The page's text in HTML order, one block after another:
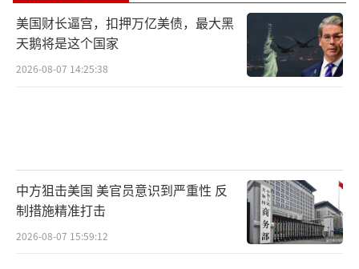
美国财长逼宫，扣押万亿美债，最大黑
天鹅将是这个国家
2026-08-07 14:25:38
中方狙击美国 美官员意识到严重性 反
制措施精准打击
2026-08-07 15:59:12